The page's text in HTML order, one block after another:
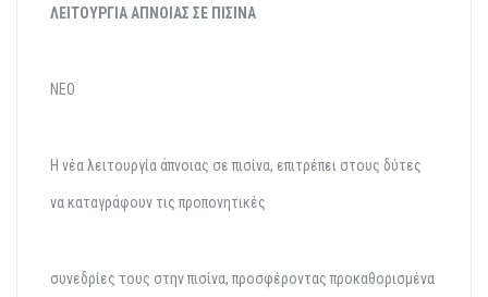
ΛΕΙΤΟΥΡΓΙΑ ΑΠΝΟΙΑΣ ΣΕ ΠΙΣΙΝΑ
ΝΕΟ
Η νέα λειτουργία άπνοιας σε πισίνα, επιτρέπει στους δύτες
να καταγράφουν τις προπονητικές
συνεδρίες τους στην πισίνα, προσφέροντας προκαθορισμένα